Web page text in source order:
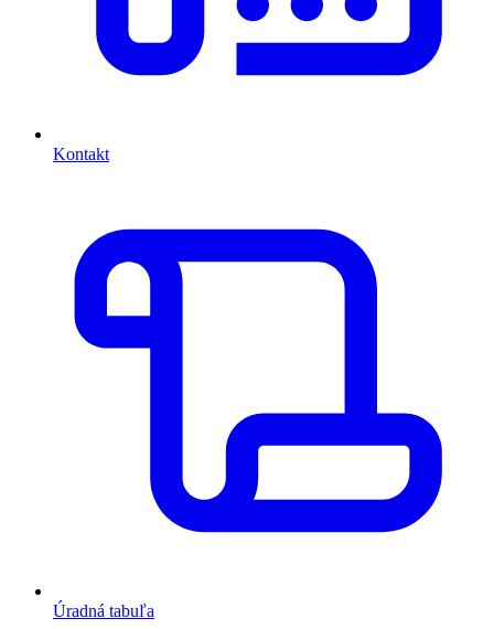
Kontakt
Úradná tabuľa